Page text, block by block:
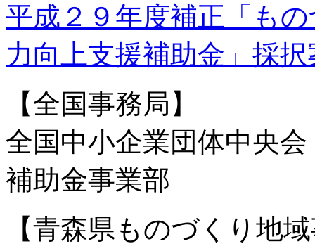
平成２９年度補正「も
力向上支援補助金」採
【全国事務局】
全国中小企業団体中央
補助金事業部
【青森県ものづくり地